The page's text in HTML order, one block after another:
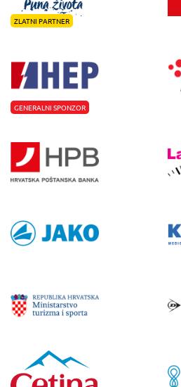
ZLATNI PARTNER
GENERALNI SPONZOR